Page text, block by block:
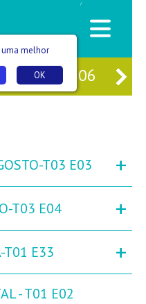
/
05 QUA 06
T03 E03 +
T03 E04 +
T01 E33 +
- T01 E02
uma melhor
OK